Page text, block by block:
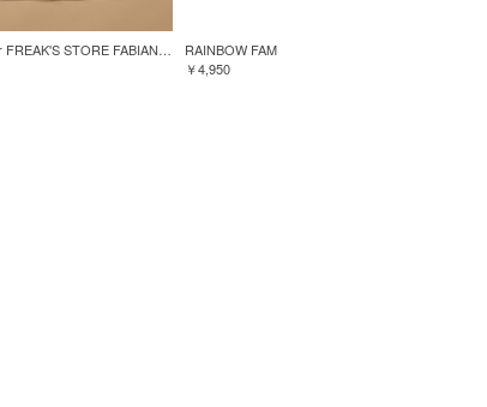
GREENROOM for FREAK'S STORE FABIAN LAVATER S/S TEE
RAINBOW FAM
￥4,950